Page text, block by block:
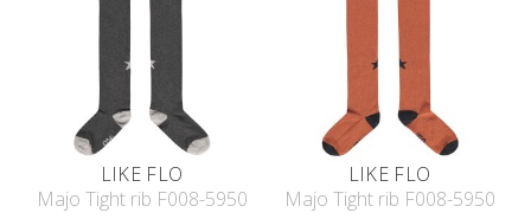
LIKE FLO
Majo Tight rib F008-5950
LIKE FLO
Majo Tight rib F008-5950